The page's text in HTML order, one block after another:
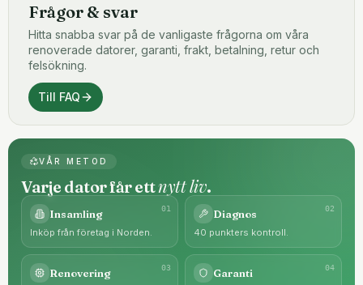
Frågor & svar
Hitta snabba svar på de vanligaste frågorna om våra
renoverade datorer, garanti, frakt, betalning, retur och
felsökning.
Till FAQ
VÅR METOD
Varje dator får ettnytt liv.
01
Insamling
Inköp från företag i Norden.
02
Diagnos
40 punkters kontroll.
03
Renovering 04
Garanti